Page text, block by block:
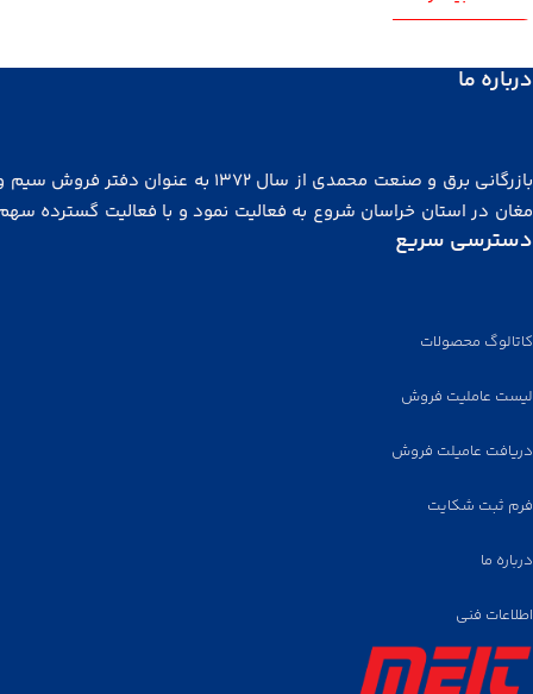
درباره ما
بازرگانی برق و صنعت محمدی از سال ۱۳۷۲ به عنوان دفتر
مغان در استان خراسان شروع به فعالیت نمود و با فعالیت گسترده
توجهی از بازار خراسان، شرق کشور، آسیای میانه و افغانستان را
لاله زار تهران مشغول به فعالیت هستیم و
می‌گردد.
دسترسی سریع
کاتالوگ محصولات
لیست عاملیت فروش
دریافت عامیلت فروش
فرم ثبت شکایت
درباره ما
اطلاعات فنی